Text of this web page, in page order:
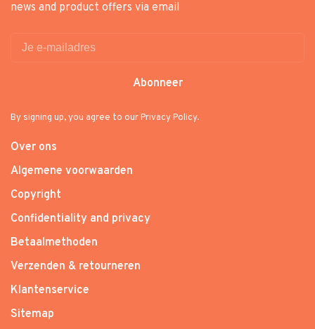
news and product offers via email
Abonneer
By signing up, you agree to our Privacy Policy.
Over ons
Algemene voorwaarden
Copyright
Confidentiality and privacy
Betaalmethoden
Verzenden & retourneren
Klantenservice
Sitemap